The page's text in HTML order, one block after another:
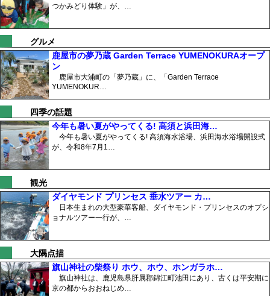
つかみどり体験」が、…
グルメ
鹿屋市の夢乃蔵 Garden Terrace YUMENOKURAオープ
ン
鹿屋市大浦町の「夢乃蔵」に、「Garden Terrace
YUMENOKUR…
四季の話題
今年も暑い夏がやってくる! 高須と浜田海…
今年も暑い夏がやってくる! 高須海水浴場、浜田海水浴場開設式
が、令和8年7月1…
観光
ダイヤモンド プリンセス 垂水ツアー カ…
日本生まれの大型豪華客船、ダイヤモンド・プリンセスのオプシ
ョナルツアー一行が、…
大隅点描
旗山神社の柴祭り ホウ、ホウ、ホンガラホ…
旗山神社は、鹿児島県肝属郡錦江町池田にあり、古くは平安期に
京の都からおおねじめ…